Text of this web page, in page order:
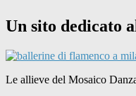
Un sito dedicato
Le allieve del Mosaico